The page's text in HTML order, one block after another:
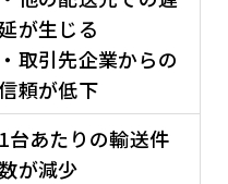
が生じる
・取引先企業からの
頼が低下
1台あたりの輸送件
が減少